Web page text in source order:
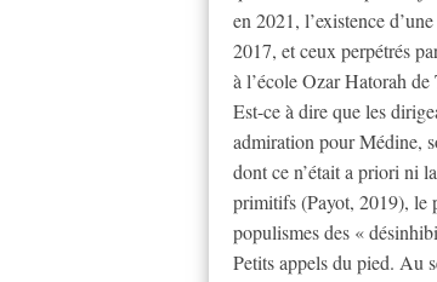
en 2021, l’existence
2017, et ceux perpétrés
à l’école Ozar Hatorah
Est-ce à dire que les
admiration pour Médine,
dont ce n’était a priori ni
primitifs (Payot, 2019), le
populismes des «
Petits appels du pied. Au